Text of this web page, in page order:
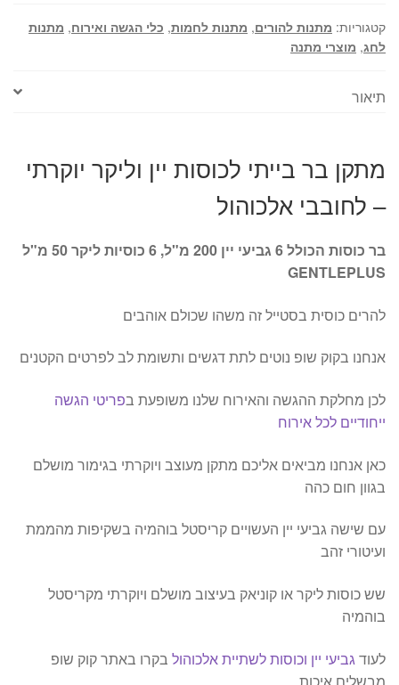
קטגוריות: מתנות להורים, מתנות לחמות, כלי הגשה ואירוח, מתנות
לחג, מוצרי מתנה
תיאור
מתקן בר בייתי לכוסות יין וליקר יוקרתי
– לחובבי אלכוהול
בר כוסות הכולל 6 גביעי יין 200 מ"ל, 6 כוסיות ליקר 50 מ"ל
GENTLEPLUS
להרים כוסית בסטייל זה משהו שכולם אוהבים
אנחנו בקוק שופ נוטים לתת דגשים ותשומת לב לפרטים הקטנים
לכן מחלקת ההגשה והאירוח שלנו משופעת בפריטי הגשה
ייחודיים לכל אירוח
כאן אנחנו מביאים אליכם מתקן מעוצב ויוקרתי בגימור מושלם
בגוון חום כהה
עם שישה גביעי יין העשויים קריסטל בוהמיה בשקיפות מהממת
ועיטורי זהב
שש כוסות ליקר או קוניאק בעיצוב מושלם ויוקרתי מקריסטל
בוהמיה
לעוד גביעי יין וכוסות לשתיית אלכוהול בקרו באתר קוק שופ
מבשלים איכות